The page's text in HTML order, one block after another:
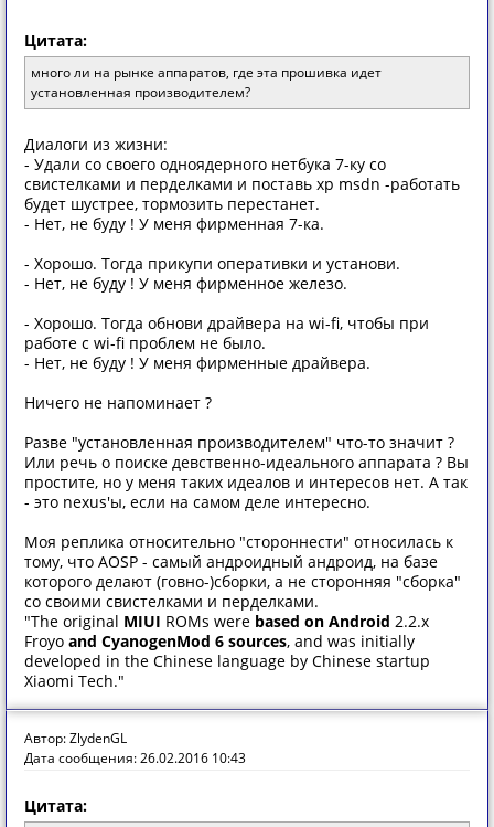
Цитата:
много ли на рынке аппаратов, где эта прошивка идет
установленная производителем?
Диалоги из жизни:
- Удали со своего одноядерного нетбука 7-ку со
свистелками и перделками и поставь xp msdn -работать
будет шустрее, тормозить перестанет.
- Нет, не буду ! У меня фирменная 7-ка.
- Хорошо. Тогда прикупи оперативки и установи.
- Нет, не буду ! У меня фирменное железо.
- Хорошо. Тогда обнови драйвера на wi-fi, чтобы при
работе с wi-fi проблем не было.
- Нет, не буду ! У меня фирменные драйвера.
Ничего не напоминает ?
Разве "установленная производителем" что-то значит ?
Или речь о поиске девственно-идеального аппарата ? Вы
простите, но у меня таких идеалов и интересов нет. А так
- это nexus'ы, если на самом деле интересно.
Моя реплика относительно "стороннести" относилась к
тому, что AOSP - самый андроидный андроид, на базе
которого делают (говно-)сборки, а не сторонняя "сборка"
со своими свистелками и перделками.
"The original MIUI ROMs were based on Android 2.2.x
Froyo and CyanogenMod 6 sources, and was initially
developed in the Chinese language by Chinese startup
Xiaomi Tech."
Автор: ZlydenGL
Дата сообщения: 26.02.2016 10:43
Цитата: